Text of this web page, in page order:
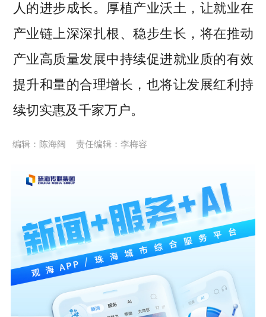
人的进步成长。厚植产业沃土，让就业在
产业链上深深扎根、稳步生长，将在推动
产业高质量发展中持续促进就业质的有效
提升和量的合理增长，也将让发展红利持
续切实惠及千家万户。
编辑：陈海阔 责任编辑：李梅容